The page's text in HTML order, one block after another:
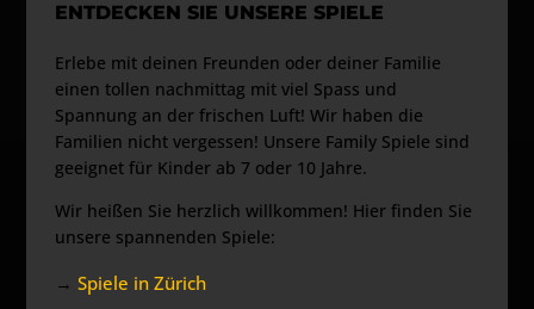
ENTDECKEN SIE UNSERE SPIELE
Erlebe mit deinen Freunden oder deiner Familie
einen tollen nachmittag mit viel Spass und
Spannung an der frischen Luft! Wir haben die
Familien nicht vergessen! Unsere Family Spiele sind
geeignet für Kinder ab 7 oder 10 Jahre.
Wir heißen Sie herzlich willkommen! Hier finden Sie
unsere spannenden Spiele:
→Spiele in Zürich